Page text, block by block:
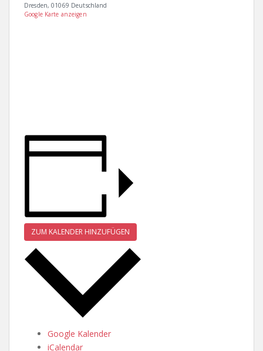
Dresden, 01069 Deutschland
Google Karte anzeigen
ZUM KALENDER HINZUFÜGEN
Google Kalender
iCalendar